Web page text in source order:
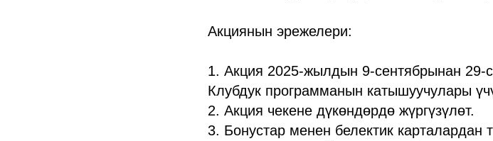
Акциянын эрежелери:
1. Акция 2025-жылдын 9-сентябрынан 29-
Клубдук программанын катышуучулары
2. Акция чекене дүкөндөрдө жүргүзүлөт.
3. Бонустар менен белектик